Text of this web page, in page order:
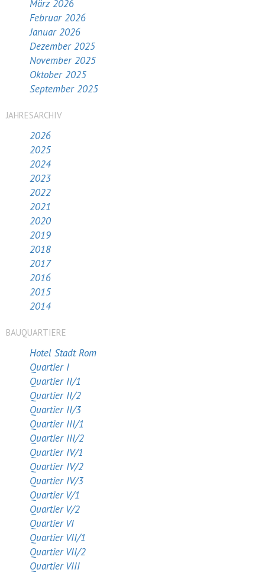
März 2026
Februar 2026
Januar 2026
Dezember 2025
November 2025
Oktober 2025
September 2025
JAHRESARCHIV
2026
2025
2024
2023
2022
2021
2020
2019
2018
2017
2016
2015
2014
BAUQUARTIERE
Hotel Stadt Rom
Quartier I
Quartier II/1
Quartier II/2
Quartier II/3
Quartier III/1
Quartier III/2
Quartier IV/1
Quartier IV/2
Quartier IV/3
Quartier V/1
Quartier V/2
Quartier VI
Quartier VII/1
Quartier VII/2
Quartier VIII